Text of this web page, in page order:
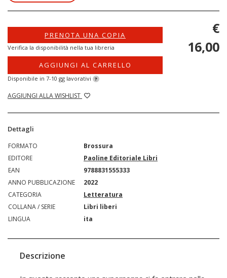
PRENOTA UNA COPIA
Verifica la disponibilità nella tua libreria
AGGIUNGI AL CARRELLO
Disponibile in 7-10 gg lavorativi ?
AGGIUNGI ALLA WISHLIST
€
16,00
Dettagli
FORMATO
Brossura
EDITORE
Paoline Editoriale Libri
EAN
9788831555333
ANNO PUBBLICAZIONE
2022
CATEGORIA
Letteratura
COLLANA / SERIE
Libri liberi
LINGUA
ita
Descrizione